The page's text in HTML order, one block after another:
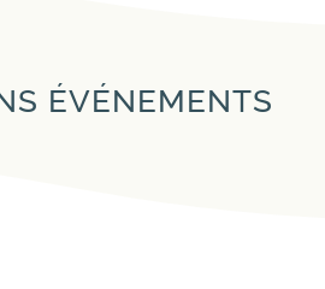
ÉVÉNEMENTS